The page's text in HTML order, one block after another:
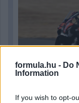
formula.hu - Do
Information
If you wish to opt-